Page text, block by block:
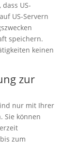
US-
US-Servern
speichern.
keinen
zur
nur mit Ihrer
Sie können
zum